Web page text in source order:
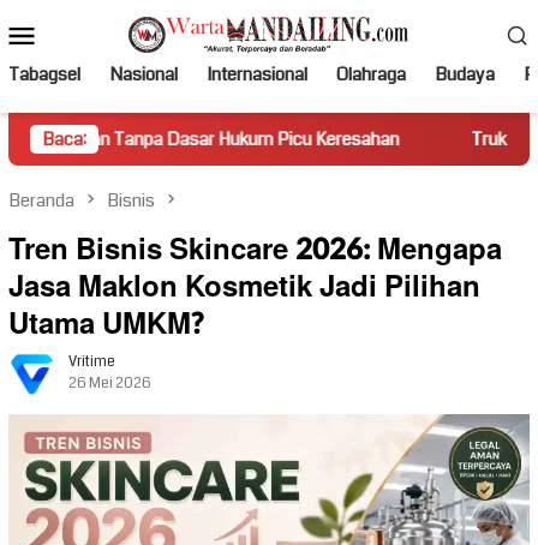
ke
kontenMobile
Tabagsel Nasional Internasional Olahraga Budaya
Baca:
Dasar Hukum Picu Keresahan Truk Miring Hambat
Beranda Bisnis
Tren Bisnis Skincare 2026: Mengapa
Jasa Maklon Kosmetik Jadi Pilihan
Utama UMKM?
Vritime
26 Mei 2026